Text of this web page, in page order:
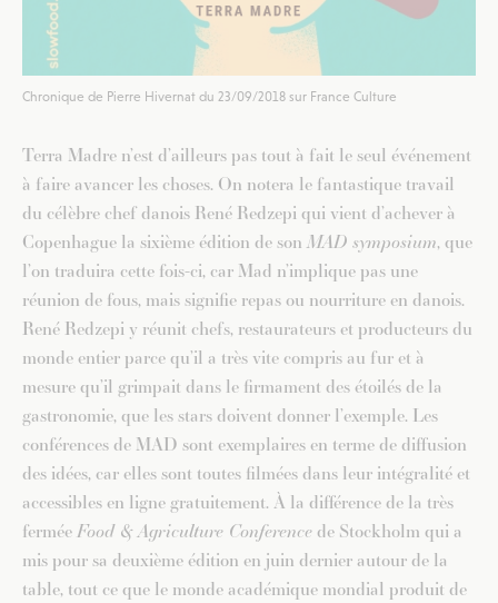
Chronique de Pierre Hivernat du 23/09/2018 sur France Culture
Terra Madre n’est d’ailleurs pas tout à fait le seul événement
à faire avancer les choses. On notera le fantastique travail
du célèbre chef danois René Redzepi qui vient d’achever à
Copenhague la sixième édition de son MAD symposium, que
l’on traduira cette fois-ci, car Mad n’implique pas une
réunion de fous, mais signifie repas ou nourriture en danois.
René Redzepi y réunit chefs, restaurateurs et producteurs du
monde entier parce qu’il a très vite compris au fur et à
mesure qu’il grimpait dans le firmament des étoilés de la
gastronomie, que les stars doivent donner l’exemple. Les
conférences de MAD sont exemplaires en terme de diffusion
des idées, car elles sont toutes filmées dans leur intégralité et
accessibles en ligne gratuitement. À la différence de la très
ferméeFood & Agriculture Conferencede Stockholm qui a
mis pour sa deuxième édition en juin dernier autour de la
table, tout ce que le monde académique mondial produit de